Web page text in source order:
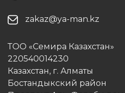
zakaz@ya-man.kz
ТОО «Семира Казахстан»
220540014230
Казахстан, г. Алматы
Бостандыкский район